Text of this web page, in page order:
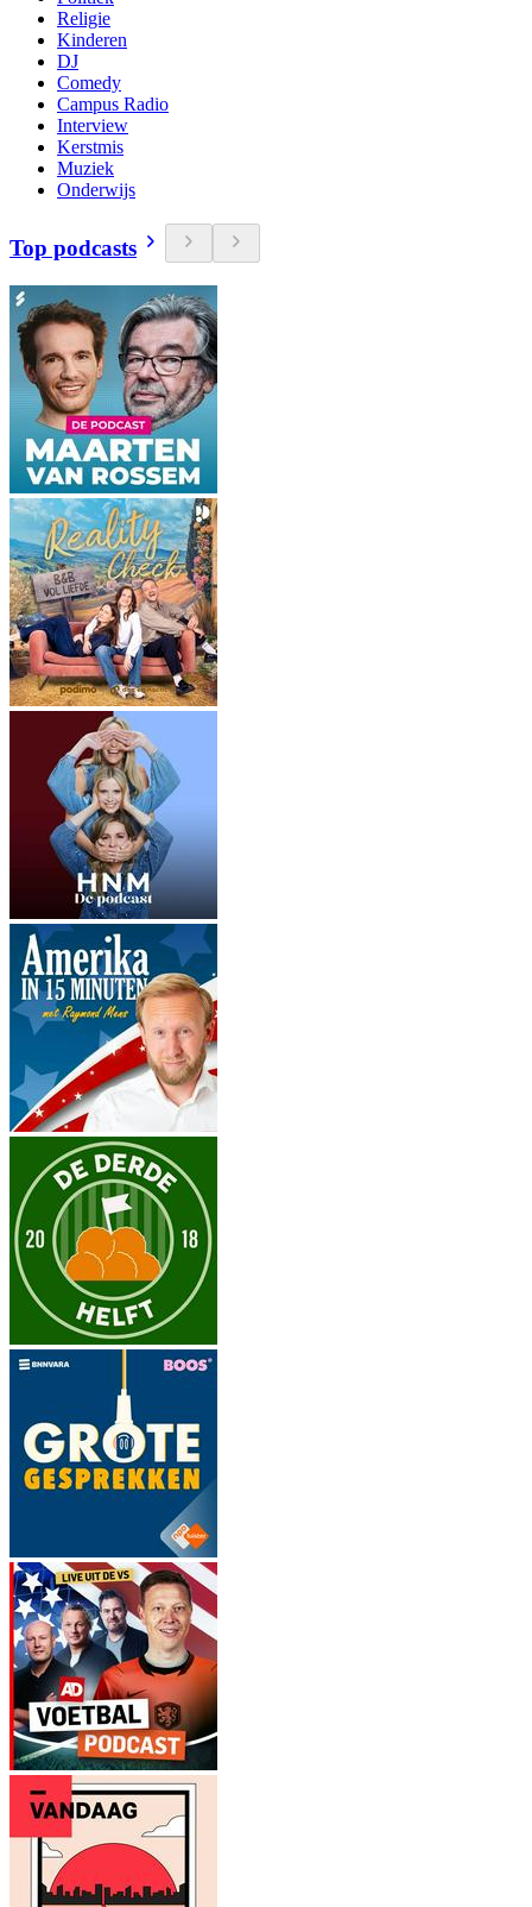
Religie
Kinderen
DJ
Comedy
Campus Radio
Interview
Kerstmis
Muziek
Onderwijs
Top podcasts